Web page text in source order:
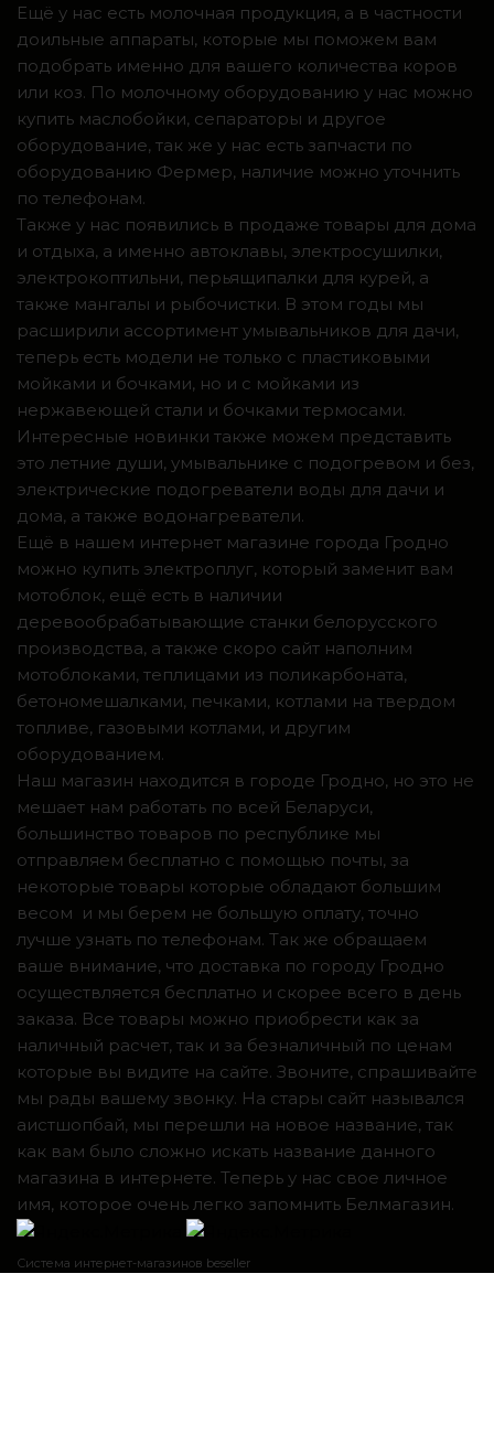
Ещё у нас есть молочная продукция, а в частности
доильные аппараты, которые мы поможем вам
подобрать именно для вашего количества коров
или коз. По молочному оборудованию у нас можно
купить маслобойки, сепараторы и другое
оборудование, так же у нас есть запчасти по
оборудованию Фермер, наличие можно уточнить
по телефонам.
Также у нас появились в продаже товары для дома
и отдыха, а именно автоклавы, электросушилки,
электрокоптильни, перьящипалки для курей, а
также мангалы и рыбочистки. В этом годы мы
расширили ассортимент умывальников для дачи,
теперь есть модели не только с пластиковыми
мойками и бочками, но и с мойками из
нержавеющей стали и бочками термосами.
Интересные новинки также можем представить
это летние души, умывальнике с подогревом и без,
электрические подогреватели воды для дачи и
дома, а также водонагреватели.
Ещё в нашем интернет магазине города Гродно
можно купить электроплуг, который заменит вам
мотоблок, ещё есть в наличии
деревообрабатывающие станки белорусского
производства, а также скоро сайт наполним
мотоблоками, теплицами из поликарбоната,
бетономешалками, печками, котлами на твердом
топливе, газовыми котлами, и другим
оборудованием.
Наш магазин находится в городе Гродно, но это не
мешает нам работать по всей Беларуси,
большинство товаров по республике мы
отправляем бесплатно с помощью почты, за
некоторые товары которые обладают большим
весом и мы берем не большую оплату, точно
лучше узнать по телефонам. Так же обращаем
ваше внимание, что доставка по городу Гродно
осуществляется бесплатно и скорее всего в день
заказа. Все товары можно приобрести как за
наличный расчет, так и за безналичный по ценам
которые вы видите на сайте. Звоните, спрашивайте
мы рады вашему звонку. На стары сайт назывался
аистшопбай, мы перешли на новое название, так
как вам было сложно искать название данного
магазина в интернете. Теперь у нас свое личное
имя, которое очень легко запомнить Белмагазин.
Система интернет-магазинов beseller